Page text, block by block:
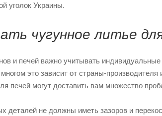
уголок Украины.
чугунное литье
и печей важно учитывать индивидуальные
это зависит от страны-
печей могут доставить вам множество
деталей не должны иметь зазоров и